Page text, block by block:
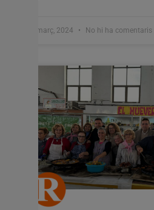
1 març, 2024 No hi ha comentaris
Configuració cookies Accepta tot